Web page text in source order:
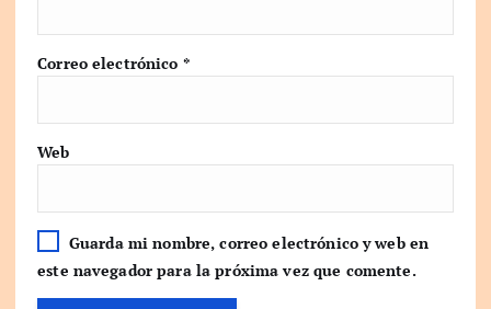
Correo electrónico *
Web
Guarda mi nombre, correo electrónico y web en
este navegador para la próxima vez que comente.